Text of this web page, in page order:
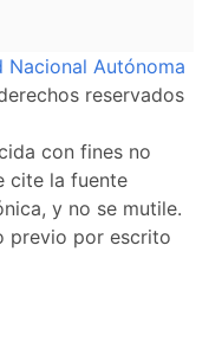
Nacional Autónoma
reservados
con fines no
cite la fuente
y no se mutile.
previo por escrito